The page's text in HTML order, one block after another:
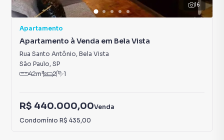
16
Apartamento
Apartamento à Venda em Bela Vista
Rua Santo Antônio, Bela Vista
São Paulo, SP
42m² 2 1
R$ 440.000,00Venda
Condomínio R$ 435,00